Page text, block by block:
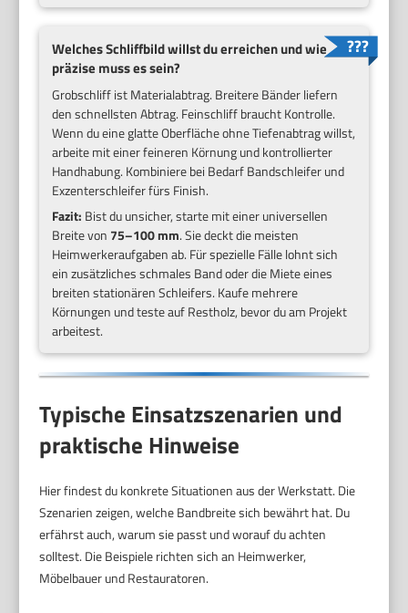
Welches Schliffbild willst du erreichen und wie
präzise muss es sein?
Grobschliff ist Materialabtrag. Breitere Bänder liefern
den schnellsten Abtrag. Feinschliff braucht Kontrolle.
Wenn du eine glatte Oberfläche ohne Tiefenabtrag willst,
arbeite mit einer feineren Körnung und kontrollierter
Handhabung. Kombiniere bei Bedarf Bandschleifer und
Exzenterschleifer fürs Finish.
Fazit: Bist du unsicher, starte mit einer universellen
Breite von 75–100 mm. Sie deckt die meisten
Heimwerkeraufgaben ab. Für spezielle Fälle lohnt sich
ein zusätzliches schmales Band oder die Miete eines
breiten stationären Schleifers. Kaufe mehrere
Körnungen und teste auf Restholz, bevor du am Projekt
arbeitest.
Typische Einsatzszenarien und
praktische Hinweise
Hier findest du konkrete Situationen aus der Werkstatt. Die
Szenarien zeigen, welche Bandbreite sich bewährt hat. Du
erfährst auch, warum sie passt und worauf du achten
solltest. Die Beispiele richten sich an Heimwerker,
Möbelbauer und Restauratoren.